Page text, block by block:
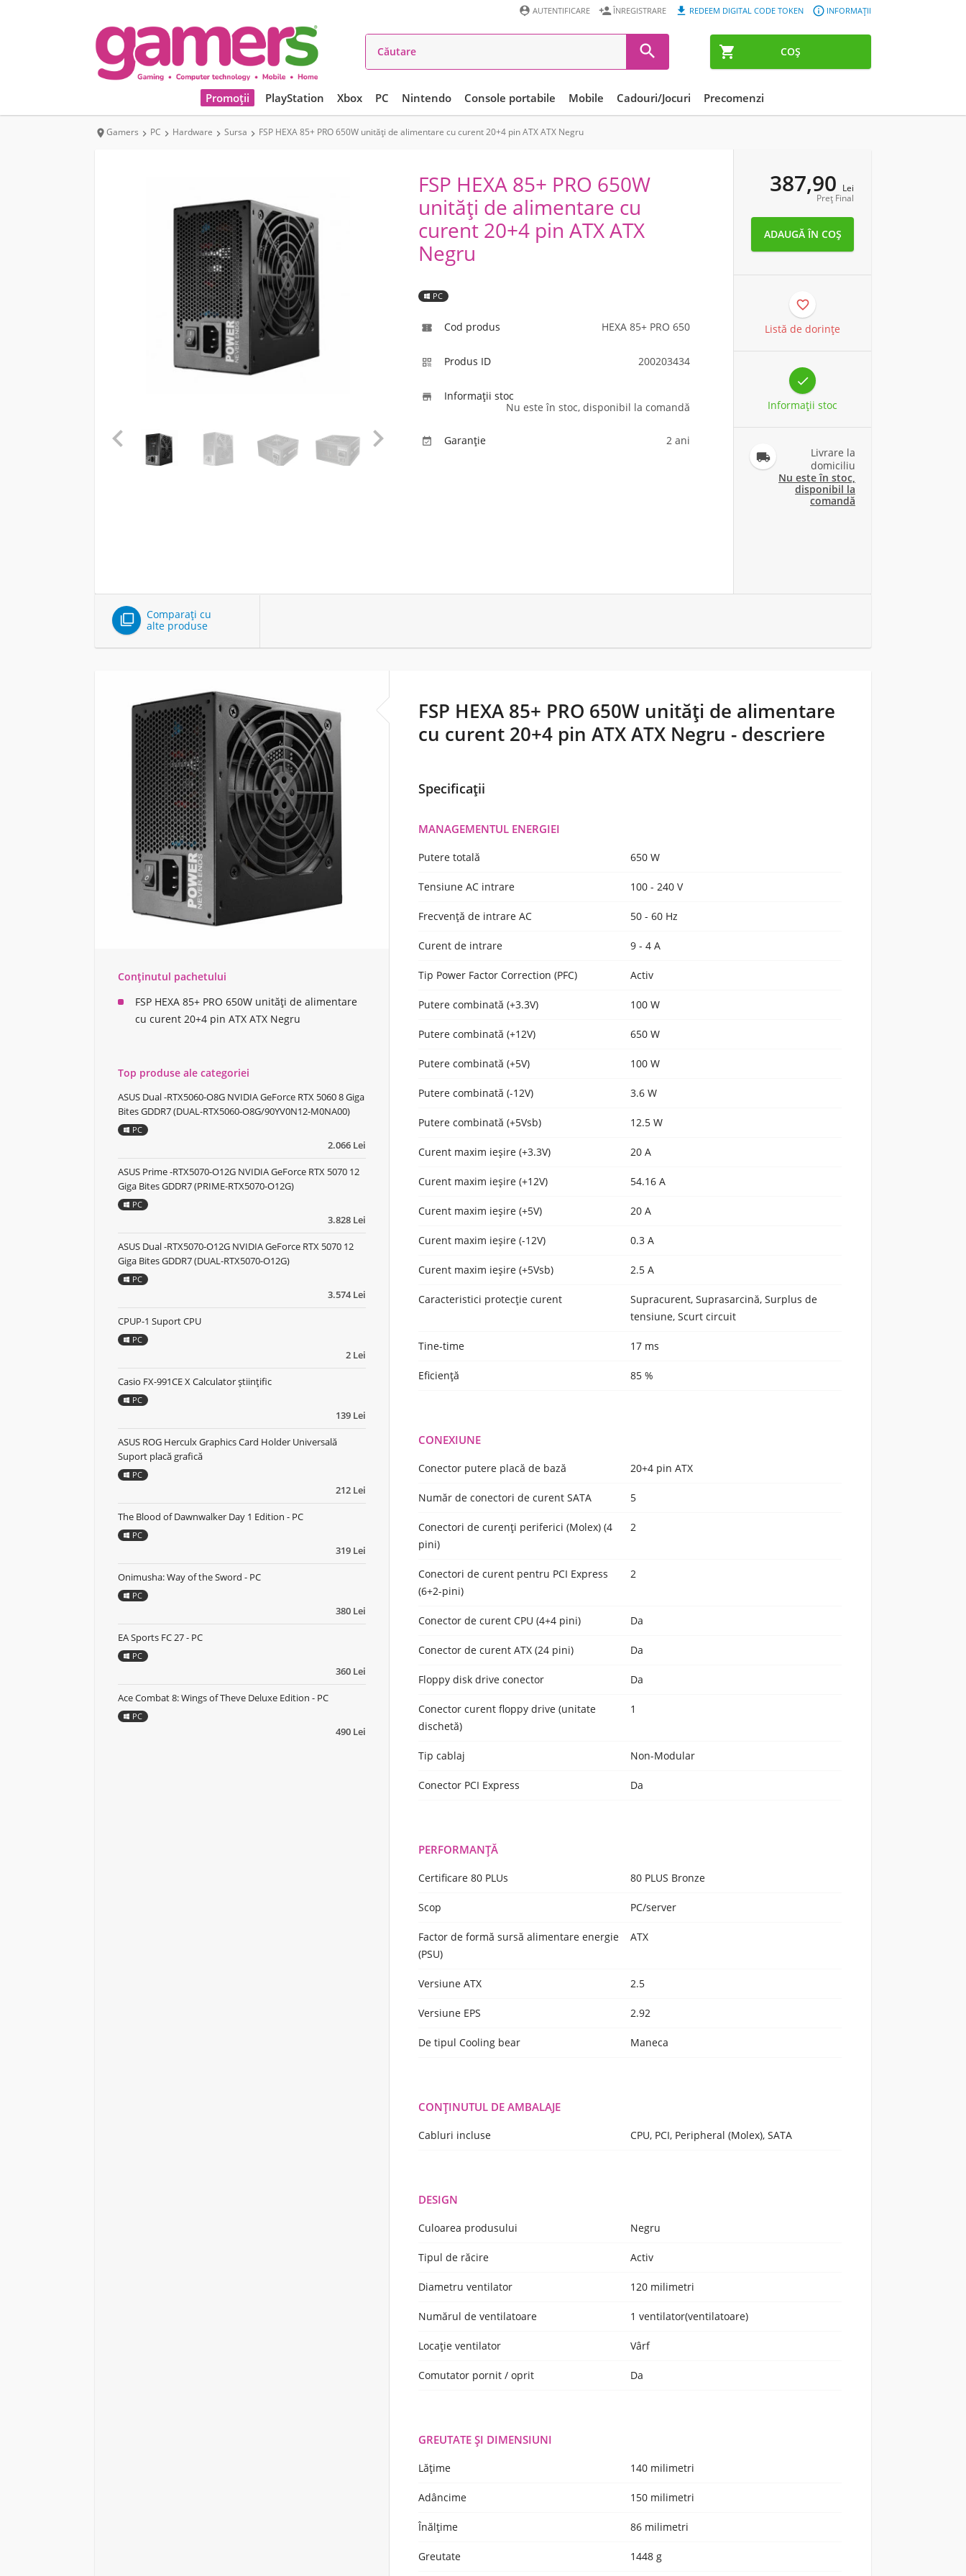
 COȘ
 INFORMAȚII
 REDEEM DIGITAL CODE TOKEN
ÎNREGISTRARE
 AUTENTIFICARE

Promoții PlayStation Xbox PC Nintendo Console portabile Mobile Cadouri/Jocuri Precomenzi
Gamers  PC  Hardware  Sursa  FSP HEXA 85+ PRO 650W unități de alimentare cu curent 20+4 pin ATX ATX Negru
 
FSP HEXA 85+ PRO 650W
unități de alimentare cu
curent 20+4 pin ATX ATX
Negru
PC
 Cod produs HEXA 85+ PRO 650
 Produs ID 200203434

Informaţii stoc
Nu este în stoc, disponibil la comandă
 Garanție 2 ani
387,90 Lei
Preț Final

Listă de dorințe

Informaţii stoc

Livrare la
domiciliu
Nu este în stoc,
disponibil la
comandă

Comparați cu
alte produse
FSP HEXA 85+ PRO 650W unități de alimentare
cu curent 20+4 pin ATX ATX Negru - descriere
Specificații
MANAGEMENTUL ENERGIEI
Putere totală 650 W
Tensiune AC intrare 100 - 240 V
Frecvență de intrare AC 50 - 60 Hz
Curent de intrare 9 - 4 A
Tip Power Factor Correction (PFC) Activ
Putere combinată (+3.3V) 100 W
Putere combinată (+12V) 650 W
Putere combinată (+5V) 100 W
Putere combinată (-12V) 3.6 W
Putere combinată (+5Vsb) 12.5 W
Curent maxim ieșire (+3.3V) 20 A
Curent maxim ieșire (+12V) 54.16 A
Curent maxim ieșire (+5V) 20 A
Curent maxim ieșire (-12V) 0.3 A
Curent maxim ieșire (+5Vsb) 2.5 A
Caracteristici protecție curent
Supracurent, Suprasarcină, Surplus de
tensiune, Scurt circuit
Tine-time 17 ms
Eficiență 85 %
CONEXIUNE
Conector putere placă de bază 20+4 pin ATX
Număr de conectori de curent SATA 5
Conectori de curenți periferici (Molex) (4
pini)
2
Conectori de curent pentru PCI Express
(6+2-pini)
2
Conector de curent CPU (4+4 pini) Da
Conector de curent ATX (24 pini) Da
Floppy disk drive conector Da
Conector curent floppy drive (unitate
dischetă)
1
Tip cablaj Non-Modular
Conector PCI Express Da
PERFORMANȚĂ
Certificare 80 PLUs 80 PLUS Bronze
Scop PC/server
Factor de formă sursă alimentare energie
(PSU)
ATX
Versiune ATX 2.5
Versiune EPS 2.92
De tipul Cooling bear Maneca
CONŢINUTUL DE AMBALAJE
Cabluri incluse CPU, PCI, Peripheral (Molex), SATA
DESIGN
Culoarea produsului Negru
Tipul de răcire Activ
Diametru ventilator 120 milimetri
Numărul de ventilatoare 1 ventilator(ventilatoare)
Locație ventilator Vârf
Comutator pornit / oprit Da
GREUTATE ŞI DIMENSIUNI
Lățime 140 milimetri
Adâncime 150 milimetri
Înălţime 86 milimetri
Greutate 1448 g
Conținutul pachetului
FSP HEXA 85+ PRO 650W unități de alimentare
cu curent 20+4 pin ATX ATX Negru
Top produse ale categoriei
2.066 Lei
ASUS Dual -RTX5060-O8G NVIDIA GeForce RTX 5060 8 Giga
Bites GDDR7 (DUAL-RTX5060-O8G/90YV0N12-M0NA00)
PC
3.828 Lei
ASUS Prime -RTX5070-O12G NVIDIA GeForce RTX 5070 12
Giga Bites GDDR7 (PRIME-RTX5070-O12G)
PC
3.574 Lei
ASUS Dual -RTX5070-O12G NVIDIA GeForce RTX 5070 12
Giga Bites GDDR7 (DUAL-RTX5070-O12G)
PC
2 Lei
CPUP-1 Suport CPU
PC
139 Lei
Casio FX-991CE X Calculator științific
PC
212 Lei
ASUS ROG Herculx Graphics Card Holder Universală
Suport placă grafică
PC
319 Lei
The Blood of Dawnwalker Day 1 Edition - PC
PC
380 Lei
Onimusha: Way of the Sword - PC
PC
360 Lei
EA Sports FC 27 - PC
PC
490 Lei
Ace Combat 8: Wings of Theve Deluxe Edition - PC
PC